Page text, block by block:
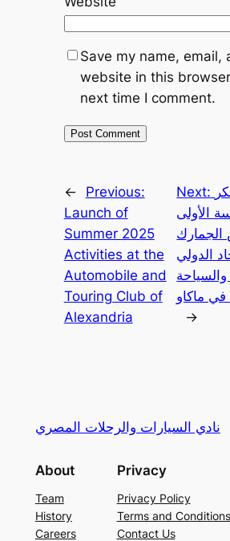
Save my name, email,
website in this
next time I comment.
←
Previous:
Launch of
Summer 2025
Activities at the
Automobile and
Touring Club of
Alexandria
Next:
الأولى
الدولي
→
نادي السيارات والرحلات المصري
About
Team
History
Careers
Privacy
Privacy Policy
Terms and Conditions
Contact Us